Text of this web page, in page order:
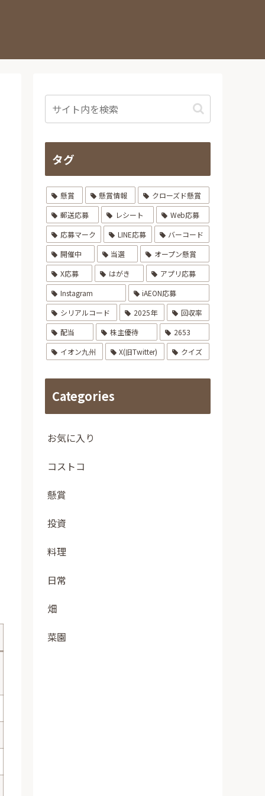
タグ
懸賞 懸賞情報
クローズド懸賞
郵送応募
レシート
Web応募
応募マーク
LINE応募
バーコード
開催中
当選
オープン懸賞
X応募
はがき
アプリ応募
Instagram
iAEON応募
シリアルコード
2025年
回収率
配当
株主優待
2653
イオン九州
X(旧Twitter) クイズ
Categories
お気に入り
コストコ
懸賞
投資
料理
日常
畑
菜園